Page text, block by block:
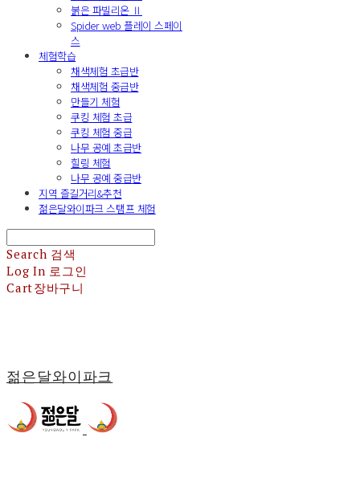
붉은 파빌리온 Ⅱ
Spider web 플레이 스페이
스
체험학습
채색체험 초급반
채색체험 중급반
만들기 체험
쿠킹 체험 초급
쿠킹 체험 중급
나무 공예 초급반
힐링 체험
나무 공예 중급반
지역 즐길거리&추천
젊은달와이파크 스탬프 체험
Search 검색
Log In 로그인
Cart장바구니
젊은달와이파크